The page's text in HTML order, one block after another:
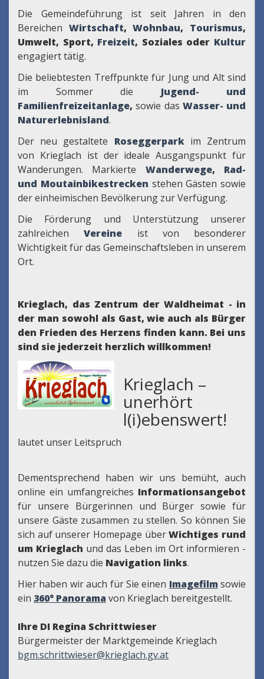
Die Gemeindeführung ist seit Jahren in den
Bereichen Wirtschaft,Wohnbau, Tourismus,
Umwelt, Sport, Freizeit, Soziales oder Kultur
engagiert tätig.
Die beliebtesten Treffpunkte für Jung und Alt sind
im Sommer die Jugend- und
Familienfreizeitanlage,sowie das Wasser- und
Naturerlebnisland.
Der neu gestaltete Roseggerpark im Zentrum
von Krieglach ist der ideale Ausgangspunkt für
Wanderungen. Markierte Wanderwege, Rad-
und Moutainbikestrecken stehen Gästen sowie
der einheimischen Bevölkerung zur Verfügung.
Die Förderung und Unterstützung unserer
zahlreichenVereine
ist von besonderer
Wichtigkeit für das Gemeinschaftsleben in unserem
Ort.
Krieglach, das Zentrum der Waldheimat - in
der man sowohl als Gast, wie auch als Bürger
den Frieden des Herzens finden kann. Bei uns
sind sie jederzeit herzlich willkommen!
Krieglach –
unerhört
l(i)ebenswert!
lautet unser Leitspruch
Dementsprechend haben wir uns bemüht, auch
online ein umfangreiches Informationsangebot
für unsere Bürgerinnen und Bürger sowie für
unsere Gäste zusammen zu stellen. So können Sie
sich auf unserer Homepage überWichtiges rund
um Krieglach und das Leben im Ort informieren -
nutzen Sie dazu die Navigation links.
Hier haben wir auch für Sie einen Imagefilm sowie
ein 360° Panorama von Krieglach bereitgestellt.
Ihre DI Regina Schrittwieser
Bürgermeister der Marktgemeinde Krieglach
bgm.schrittwieser@krieglach.gv.at